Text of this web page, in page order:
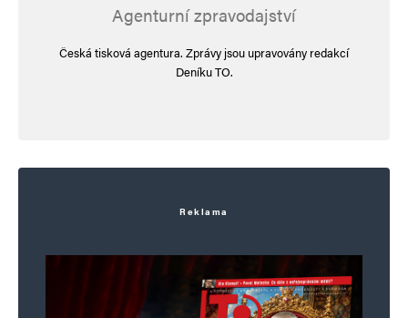
Agenturní zpravodajství
Česká tisková agentura. Zprávy jsou upravovány redakcí
Deníku TO.
Reklama